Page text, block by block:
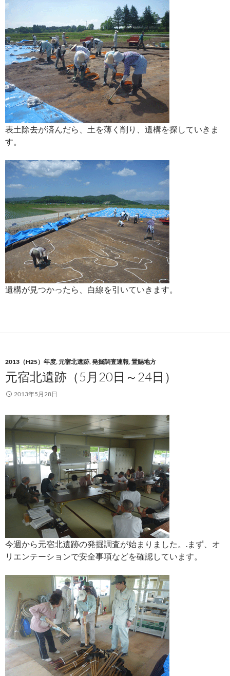
表土除去が済んだら、土を薄く削り、遺構を探していきま
す。
遺構が見つかったら、白線を引いていきます。
2013（H25）年度,元宿北遺跡,発掘調査速報,置賜地方
元宿北遺跡（5月20日～24日）
2013年5月28日
今週から元宿北遺跡の発掘調査が始まりました。.まず、オ
リエンテーションで安全事項などを確認しています。